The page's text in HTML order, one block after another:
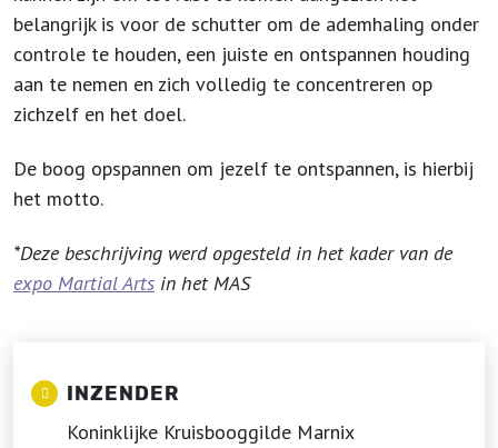
belangrijk is voor de schutter om de ademhaling onder
controle te houden, een juiste en ontspannen houding
aan te nemen en zich volledig te concentreren op
zichzelf en het doel.
De boog opspannen om jezelf te ontspannen, is hierbij
het motto.
*Deze beschrijving werd opgesteld in het kader van de
expo Martial Arts in het MAS
INZENDER
Koninklijke Kruisbooggilde Marnix